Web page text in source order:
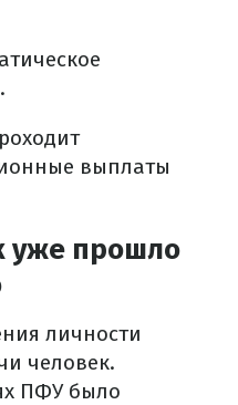
выплаты
уже прошло
личности
человек.
ПФУ было